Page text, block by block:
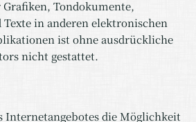
Tondokumente,
Texte in anderen elektronischen
ist ohne ausdrückliche
nicht gestattet.
Internetangebotes die Möglichkeit